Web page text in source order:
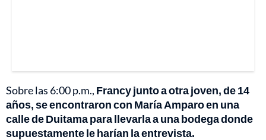
Sobre las 6:00 p.m., Francy junto a otra joven, de 14
años, se encontraron con María Amparo en una
calle de Duitama para llevarla a una bodega donde
supuestamente le harían la entrevista.